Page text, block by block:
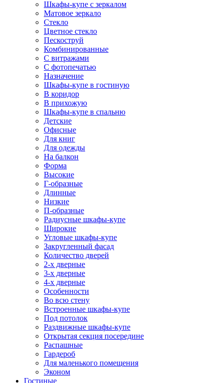
Шкафы-купе с зеркалом
Матовое зеркало
Стекло
Цветное стекло
Пескоструй
Комбинированные
С витражами
С фотопечатью
Назначение
Шкафы-купе в гостиную
В коридор
В прихожую
Шкафы-купе в спальню
Детские
Офисные
Для книг
Для одежды
На балкон
Форма
Высокие
Г-образные
Длинные
Низкие
П-образные
Радиусные шкафы-купе
Широкие
Угловые шкафы-купе
Закругленный фасад
Количество дверей
2-х дверные
3-х дверные
4-х дверные
Особенности
Во всю стену
Встроенные шкафы-купе
Под потолок
Раздвижные шкафы-купе
Открытая секция посередине
Распашные
Гардероб
Для маленького помещения
Эконом
Гостиные